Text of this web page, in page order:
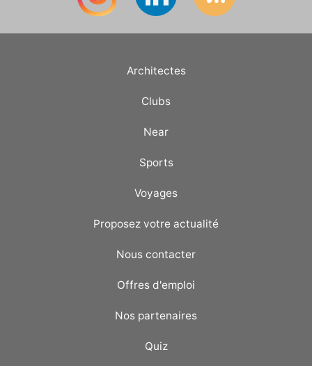
Architectes
Clubs
Near
Sports
Voyages
Proposez votre actualité
Nous contacter
Offres d'emploi
Nos partenaires
Quiz